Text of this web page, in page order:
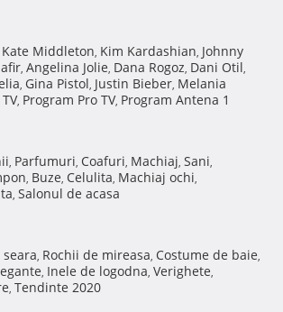
Kate Middleton, Kim Kardashian, Johnny
, Angelina Jolie, Dana Rogoz, Dani Otil,
, Gina Pistol, Justin Bieber, Melania
, Program Pro TV, Program Antena 1
, Parfumuri, Coafuri, Machiaj, Sani,
, Buze, Celulita, Machiaj ochi,
, Salonul de acasa
, Rochii de mireasa, Costume de baie,
, Inele de logodna, Verighete,
, Tendinte 2020